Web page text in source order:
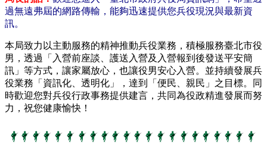
市
政
English
陳
情
系
過無遠弗屆的網路傳輸，能夠迅速提供您兵役現況與最新資
訊。
本局致力以主動服務的精神推動兵役業務，積極服務臺北市役
男，透過「入營前座談、護送入營及入營報到後發送平安簡
訊」等方式，讓家屬放心，也讓役男安心入營。並持續發展兵
役業務「資訊化、透明化」，達到「便民、親民」之目標。
同
時歡迎您對兵役行政事務提供建言，共同為役政精進發展而努
力，祝您健康愉快！